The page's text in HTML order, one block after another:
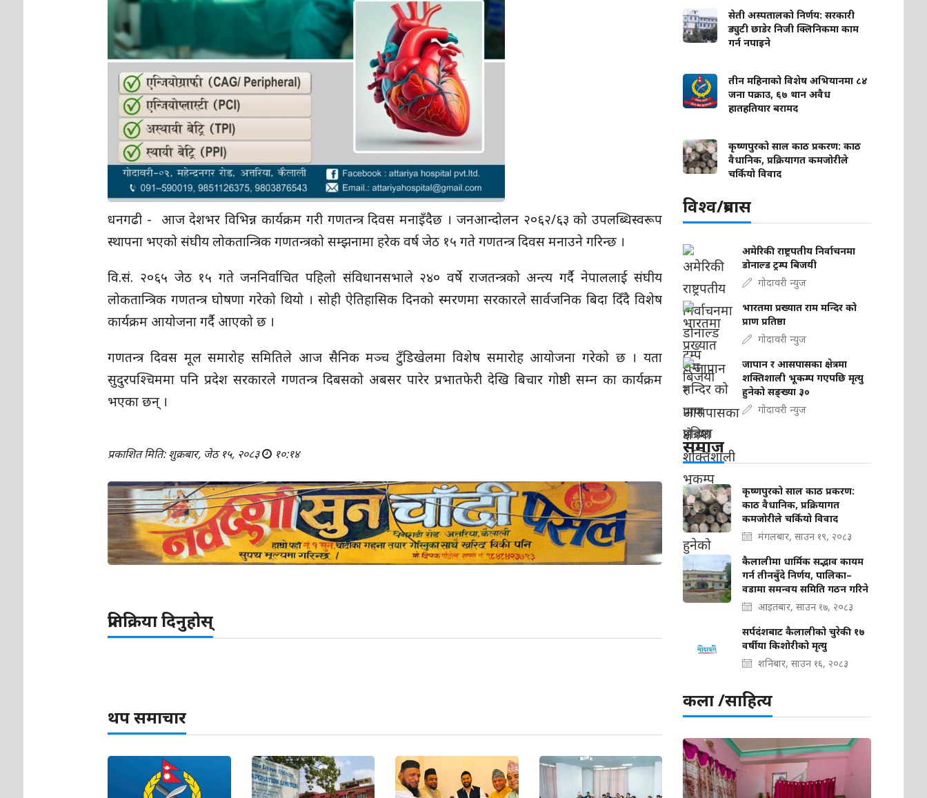
धनगढी - आज देशभर विभिन्न कार्यक्रम गरी गणतन्त्र दिवस मनाइँदैछ । जनआन्दोलन २०६२/६३ को उपलब्धिस्वरूप
स्थापना भएको संघीय लोकतान्त्रिक गणतन्त्रको सम्झनामा हरेक वर्ष जेठ १५ गते गणतन्त्र दिवस मनाउने गरिन्छ ।
वि.सं. २०६५ जेठ १५ गते जननिर्वाचित पहिलो संविधानसभाले २४० वर्षे राजतन्त्रको अन्त्य गर्दै नेपाललाई संघीय
लोकतान्त्रिक गणतन्त्र घोषणा गरेको थियो । सोही ऐतिहासिक दिनको स्मरणमा सरकारले सार्वजनिक बिदा दिँदै विशेष
कार्यक्रम आयोजना गर्दै आएको छ ।
गणतन्त्र दिवस मूल समारोह समितिले आज सैनिक मञ्च टुँडिखेलमा विशेष समारोह आयोजना गरेको छ । यता
सुदुरपश्चिममा पनि प्रदेश सरकारले गणतन्त्र दिबसको अबसर पारेर प्रभातफेरी देखि बिचार गोष्ठी सम्न का कार्यक्रम
भएका छन् ।
प्रकाशित मिति: शुक्रबार, जेठ १५, २०८३ १०:१४
प्रतिक्रिया दिनुहोस्
थप समाचार
सेती अस्पतालको निर्णय: सरकारी
ड्युटी छाडेर निजी क्लिनिकमा काम
गर्न नपाइने
तीन महिनाको विशेष अभियानमा ८४
जना पक्राउ, ६७ थान अवैध
हातहतियार बरामद
कृष्णपुरको साल काठ प्रकरण: काठ
वैधानिक, प्रक्रियागत कमजोरीले
चर्कियो विवाद
विश्व/प्रबास
अमेरिकी राष्ट्रपतीय निर्वाचनमा
डोनाल्ड ट्रम्प बिजयी
गोदावरी न्युज
भारतमा प्रख्यात राम मन्दिर को
प्राण प्रतिष्ठा
गोदावरी न्युज
जापान र आसपासका क्षेत्रमा
शक्तिशाली भूकम्प गएपछि मृत्यु
हुनेको सङ्ख्या ३०
गोदावरी न्युज
समाज
कृष्णपुरको साल काठ प्रकरण:
काठ वैधानिक, प्रक्रियागत
कमजोरीले चर्कियो विवाद
मंगलबार, साउन १९, २०८३
कैलालीमा धार्मिक सद्भाव कायम
गर्न तीनबुँदे निर्णय, पालिका–
वडामा समन्वय समिति गठन गरिने
आइतबार, साउन १७, २०८३
सर्पदंशबाट कैलालीको चुरेकी १७
वर्षीया किशोरीको मृत्यु
शनिबार, साउन १६, २०८३
कला /साहित्य